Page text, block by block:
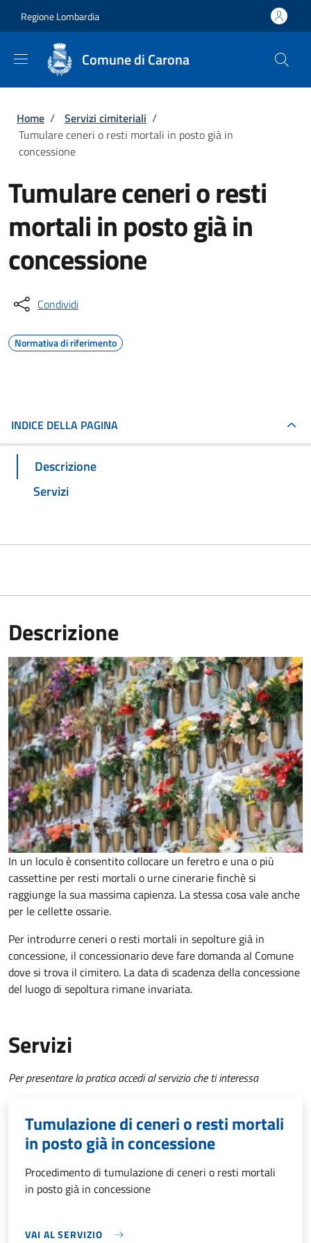
Regione Lombardia
Comune di Carona
Briciole di pane
Home / Servizi cimiteriali /
Tumulare ceneri o resti mortali in posto già in
concessione
Tumulare ceneri o resti
mortali in posto già in
concessione
Condividi
Normativa di riferimento
INDICE DELLA PAGINA
Descrizione
Servizi
Descrizione
In un loculo è consentito collocare un feretro e una o più
cassettine per resti mortali o urne cinerarie finchè si
raggiunge la sua massima capienza. La stessa cosa vale anche
per le cellette ossarie.
Per introdurre ceneri o resti mortali in sepolture già in
concessione, il concessionario deve fare domanda al Comune
dove si trova il cimitero. La data di scadenza della concessione
del luogo di sepoltura rimane invariata.
Servizi
Per presentare la pratica accedi al servizio che ti interessa
Tumulazione di ceneri o resti mortali
in posto già in concessione
Procedimento di tumulazione di ceneri o resti mortali
in posto già in concessione
VAI AL SERVIZIO